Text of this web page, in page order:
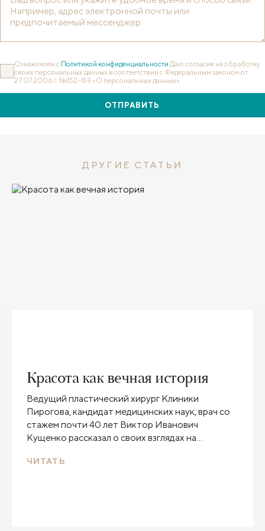
Ознакомлен с Политикой конфиденциальности Даю согласие на обработку
своих персональных данных в соответствии с Федеральным законом от
27.07.2006 г. №152-ФЗ «О персональных данных».
ОТПРАВИТЬ
ДРУГИЕ СТАТЬИ
Красота как вечная история
Ведущий пластический хирург Клиники
Пирогова, кандидат медицинских наук, врач со
стажем почти 40 лет Виктор Иванович
Кущенко рассказал о своих взглядах на
естественность и том, за чем же приходят
ЧИТАТЬ